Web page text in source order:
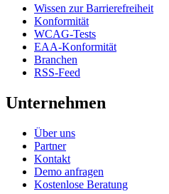
Wissen zur Barrierefreiheit
Konformität
WCAG-Tests
EAA-Konformität
Branchen
RSS-Feed
Unternehmen
Über uns
Partner
Kontakt
Demo anfragen
Kostenlose Beratung